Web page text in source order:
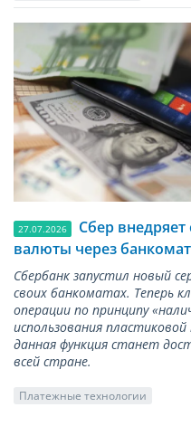
27.07.2026
Сбер
валюты через
Сбербанк запустил новый
своих банкоматах. Теперь
операции по принципу
использования
данная функция станет
всей стране.
Платежные технологии